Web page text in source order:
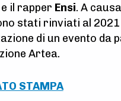
e il rapper Ensi. A
stati rinviati al
di un evento
Artea.
STAMPA